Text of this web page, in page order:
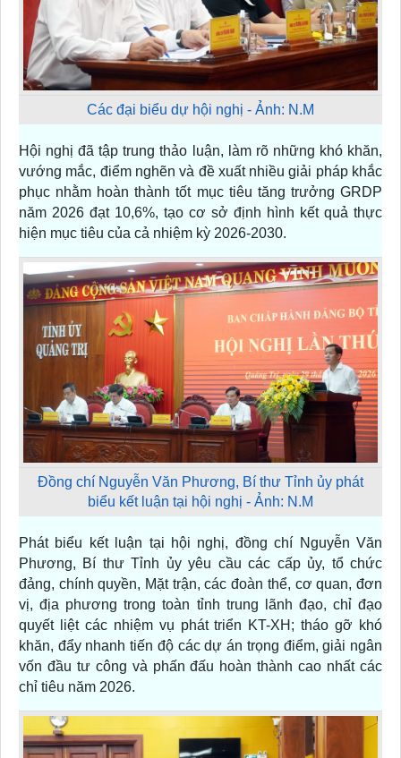
Các đại biểu dự hội nghị - Ảnh: N.M
Hội nghị đã tập trung thảo luận, làm rõ những khó khăn,
vướng mắc, điểm nghẽn và đề xuất nhiều giải pháp khắc
phục nhằm hoàn thành tốt mục tiêu tăng trưởng GRDP
năm 2026 đạt 10,6%, tạo cơ sở định hình kết quả thực
hiện mục tiêu của cả nhiệm kỳ 2026-2030.
Đồng chí Nguyễn Văn Phương, Bí thư Tỉnh ủy phát
biểu kết luận tại hội nghị - Ảnh: N.M
Phát biểu kết luận tại hội nghị, đồng chí Nguyễn Văn
Phương, Bí thư Tỉnh ủy yêu cầu các cấp ủy, tổ chức
đảng, chính quyền, Mặt trận, các đoàn thể, cơ quan, đơn
vị, địa phương trong toàn tỉnh trung lãnh đạo, chỉ đạo
quyết liệt các nhiệm vụ phát triển KT-XH; tháo gỡ khó
khăn, đẩy nhanh tiến độ các dự án trọng điểm, giải ngân
vốn đầu tư công và phấn đấu hoàn thành cao nhất các
chỉ tiêu năm 2026.